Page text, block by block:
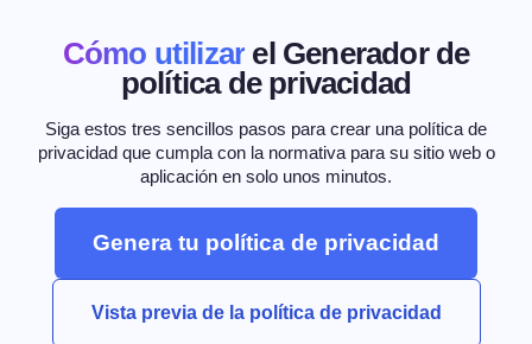
Cómo utilizar el Generador de
política de privacidad
Siga estos tres sencillos pasos para crear una política de
privacidad que cumpla con la normativa para su sitio web o
aplicación en solo unos minutos.
Genera tu política de privacidad
Vista previa de la política de privacidad